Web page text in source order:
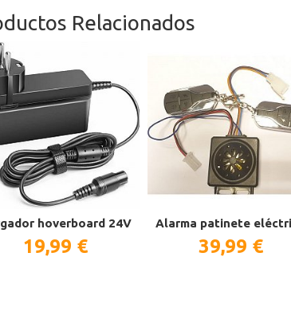
Relacionados
hoverboard 24V
19,99 €
Alarma patinete
39,99 €